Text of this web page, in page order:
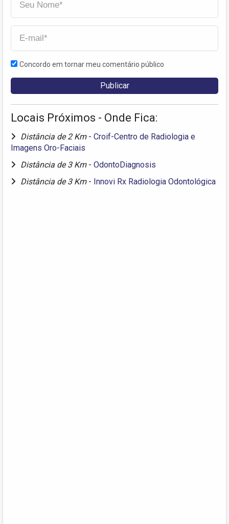
Concordo em tornar meu comentário público
Locais Próximos - Onde Fica:
Distância de 2 Km - Croif-Centro de Radiologia e
Imagens Oro-Faciais
Distância de 3 Km - OdontoDiagnosis
Distância de 3 Km - Innovi Rx Radiologia Odontológica